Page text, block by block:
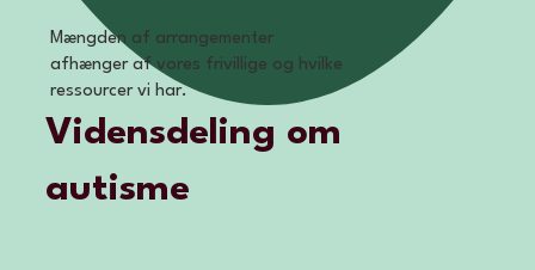
Mængden af arrangementer
afhænger af vores frivillige og hvilke
ressourcer vi har.
Vidensdeling om
autisme